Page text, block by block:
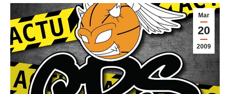
Mar
20
2009